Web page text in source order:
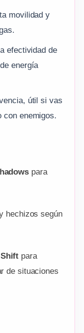
movilidad y
efectividad de
energía
útil si vas
con enemigos.
para
hechizos según
para
de situaciones